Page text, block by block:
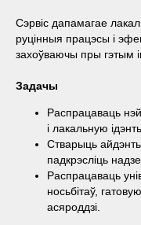
Сэрвіс дапамагае
руцінныя працэсы і
захоўваючы пры гэтым
Задачы
Распрацаваць
і лакальную
Стварыць
падкрэсліць
Распрацаваць
носьбітаў,
асяроддзі.